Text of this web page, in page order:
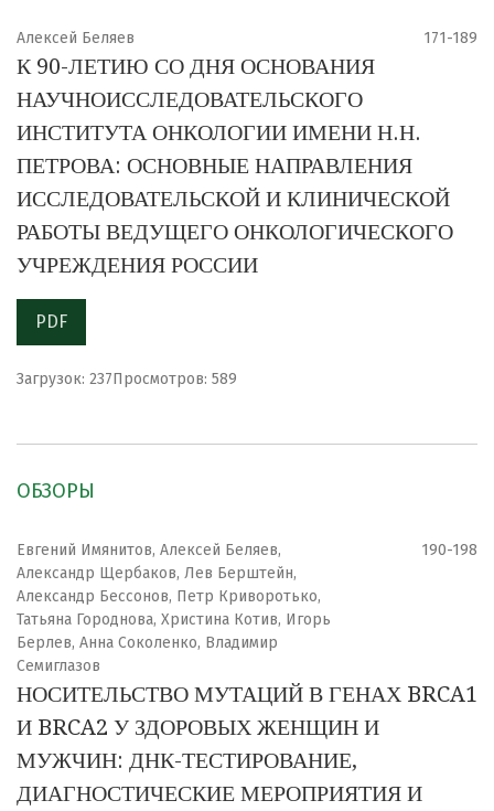
Алексей Беляев 171-189
К 90-ЛЕТИЮ СО ДНЯ ОСНОВАНИЯ
НАУЧНОИССЛЕДОВАТЕЛЬСКОГО
ИНСТИТУТА ОНКОЛОГИИ ИМЕНИ Н.Н.
ПЕТРОВА: ОСНОВНЫЕ НАПРАВЛЕНИЯ
ИССЛЕДОВАТЕЛЬСКОЙ И КЛИНИЧЕСКОЙ
РАБОТЫ ВЕДУЩЕГО ОНКОЛОГИЧЕСКОГО
УЧРЕЖДЕНИЯ РОССИИ
PDF
Загрузок: 237Просмотров: 589
ОБЗОРЫ
Евгений Имянитов, Алексей Беляев,
Александр Щербаков, Лев Берштейн,
Александр Бессонов, Петр Криворотько,
Татьяна Городнова, Христина Котив, Игорь
Берлев, Анна Соколенко, Владимир
Семиглазов
190-198
НОСИТЕЛЬСТВО МУТАЦИЙ В ГЕНАХ BRCA1
И BRCA2 У ЗДОРОВЫХ ЖЕНЩИН И
МУЖЧИН: ДНК-ТЕСТИРОВАНИЕ,
ДИАГНОСТИЧЕСКИЕ МЕРОПРИЯТИЯ И